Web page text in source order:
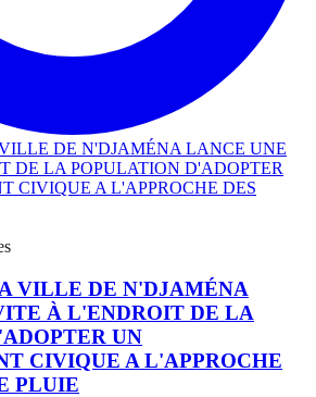
VILLE DE N'DJAMÉNA
À L'ENDROIT DE LA
UN
CIVIQUE A L'APPROCHE
PLUIE